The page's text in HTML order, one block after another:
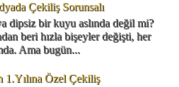
Çekiliş Sorunsalı
dipsiz bir kuyu aslında değil mi?
beri hızla bişeyler değişti, her
Ama bugün...
1.Yılına Özel Çekiliş